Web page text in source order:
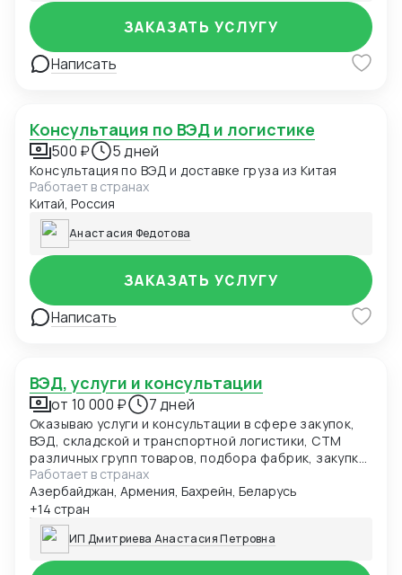
Написать
ЗАКАЗАТЬ УСЛУГУ
Консультация по ВЭД и логистике
500 ₽ 5 дней
Консультация по ВЭД и доставке груза из Китая
Работает в странах
Китай, Россия
Анастасия Федотова
Написать
ЗАКАЗАТЬ УСЛУГУ
ВЭД, услуги и консультации
от 10 000 ₽ 7 дней
Оказываю услуги и консультации в сфере закупок,
ВЭД, складской и транспортной логистики, СТМ
различных групп товаров, подбора фабрик, закупки
и доставки товаров из Китая (КАРГО и белый ввоз).
Работаю со странами Европы, США, ОАЭ, Турцией,
Китаем и странами СНГ. Опыт: 11 лет личного опыта
как собственника компании. 9+ лет работы в
крупных сетях «Магнит» и «Светофор». 10 лет
консалтинга в закупках, логистике и ВЭД.
Работает в странах
Азербайджан, Армения, Бахрейн, Беларусь
+14 стран
ИП Дмитриева Анастасия Петровна